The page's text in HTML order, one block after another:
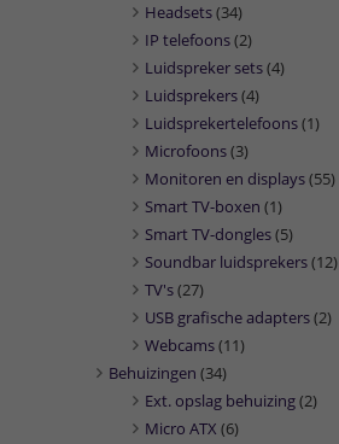
Headsets(34)
IP telefoons(2)
Luidspreker sets(4)
Luidsprekers(4)
Luidsprekertelefoons(1)
Microfoons(3)
Monitoren en displays(55)
Smart TV-boxen (1)
Smart TV-dongles(5)
Soundbar luidsprekers(12)
TV's(27)
USB grafische adapters(2)
Webcams(11)
Behuizingen (34)
Ext. opslag behuizing(2)
Micro ATX (6)